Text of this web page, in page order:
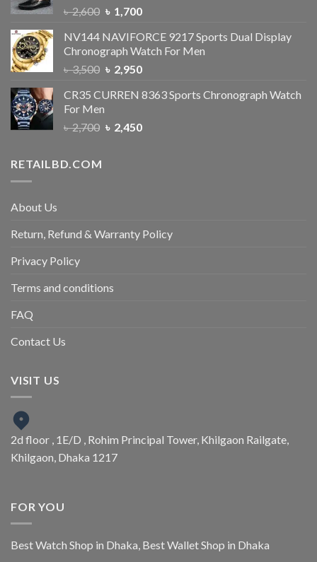
৳2,600 ৳ 1,700
NV144 NAVIFORCE 9217 Sports Dual Display
Chronograph Watch For Men
৳3,500 ৳ 2,950
CR35 CURREN 8363 Sports Chronograph Watch
For Men
৳2,700 ৳ 2,450
RETAILBD.COM
About Us
Return, Refund & Warranty Policy
Privacy Policy
Terms and conditions
FAQ
Contact Us
VISIT US
2d floor , 1E/D , Rohim Principal Tower, Khilgaon Railgate,
Khilgaon, Dhaka 1217
FOR YOU
Best Watch Shop in Dhaka, Best Wallet Shop in Dhaka